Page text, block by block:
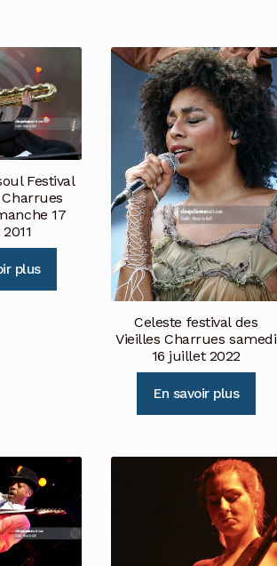
Festival
17
plus
Celeste festival des
Vieilles Charrues samedi
16 juillet 2022
En savoir plus